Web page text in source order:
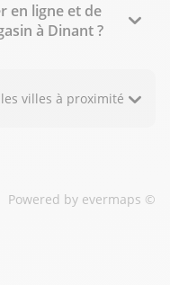
en ligne et de
à Dinant ?
villes à proximité
Powered by evermaps ©